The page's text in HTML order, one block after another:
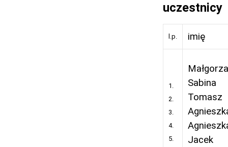
uczestnicy
l.p. imię
1.
2.
3.
4.
5.
Sabina
Tomasz
Jacek